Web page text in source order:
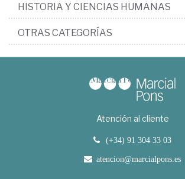
HISTORIA Y CIENCIAS HUMANAS
OTRAS CATEGORÍAS
Atención al cliente
(+34) 91 304 33 03
atencion@marcialpons.es